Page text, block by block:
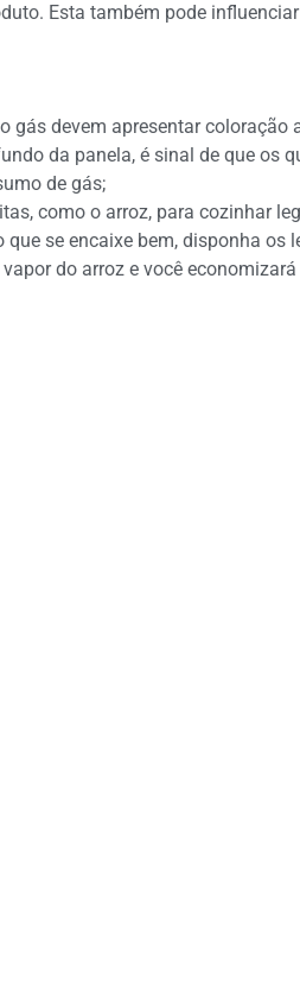
Esta também pode
gás devem apresentar coloração
da panela, é sinal de que os
de gás;
como o arroz, para cozinhar
se encaixe bem, disponha os
do arroz e você